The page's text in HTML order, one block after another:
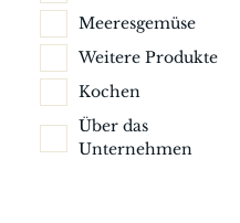
Meeresgemüse
Weitere Produkte
Kochen
Über das
Unternehmen